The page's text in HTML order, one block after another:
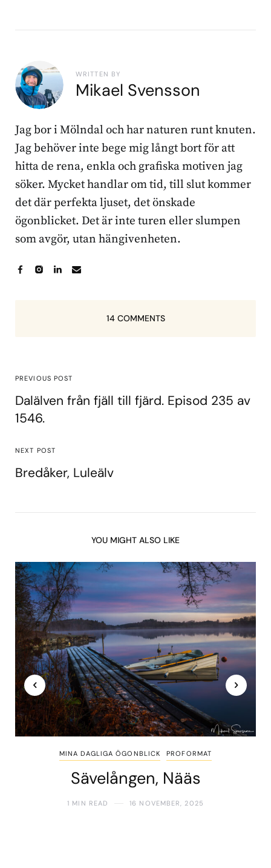
WRITTEN BY
Mikael Svensson
Jag bor i Mölndal och har naturen runt knuten.
Jag behöver inte bege mig långt bort för att
hitta de rena, enkla och grafiska motiven jag
söker. Mycket handlar om tid, till slut kommer
det där perfekta ljuset, det önskade
ögonblicket. Det är inte turen eller slumpen
som avgör, utan hängivenheten.
14 COMMENTS
PREVIOUS POST
Dalälven från fjäll till fjärd. Episod 235 av
1546.
NEXT POST
Bredåker, Luleälv
YOU MIGHT ALSO LIKE
MINA DAGLIGA ÖGONBLICK PROFORMAT
Sävelången, Nääs
1 MIN READ 16 NOVEMBER, 2025